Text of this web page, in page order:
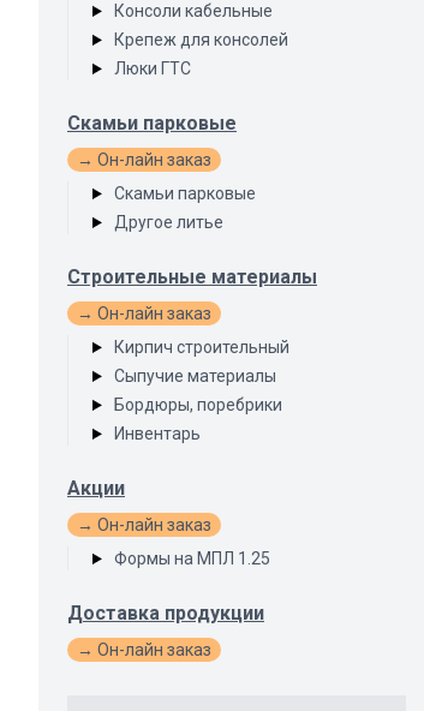
Консоли кабельные
Крепеж для консолей
Люки ГТС
Скамьи парковые
→ Он-лайн заказ
Скамьи парковые
Другое литье
Строительные материалы
→ Он-лайн заказ
Кирпич строительный
Сыпучие материалы
Бордюры, поребрики
Инвентарь
Акции
→ Он-лайн заказ
Формы на МПЛ 1.25
Доставка продукции
→ Он-лайн заказ